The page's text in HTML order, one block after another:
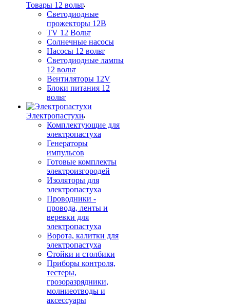
Товары 12 вольт
Светодиодные
прожекторы 12В
TV 12 Вольт
Солнечные насосы
Насосы 12 вольт
Светодиодные лампы
12 вольт
Вентиляторы 12V
Блоки питания 12
вольт
Электропастухи
Комплектующие для
электропастуха
Генераторы
импульсов
Готовые комплекты
электроизгородей
Изоляторы для
электропастуха
Проводники -
провода, ленты и
веревки для
электропастуха
Ворота, калитки для
электропастуха
Стойки и столбики
Приборы контроля,
тестеры,
грозоразрядники,
молниеотводы и
аксессуары